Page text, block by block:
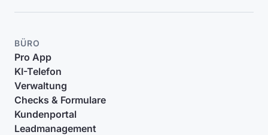
BÜRO
Pro App
KI-Telefon
Verwaltung
Checks & Formulare
Kundenportal
Leadmanagement